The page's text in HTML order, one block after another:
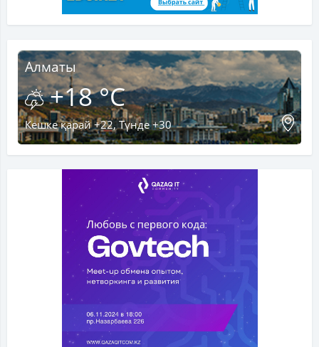
Алматы
+18 °C
Кешке қарай +22, Түнде +30